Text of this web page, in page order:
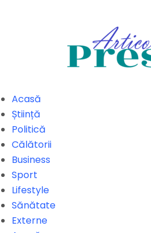
Acasă
Știință
Politică
Călătorii
Business
Sport
Lifestyle
Sănătate
Externe